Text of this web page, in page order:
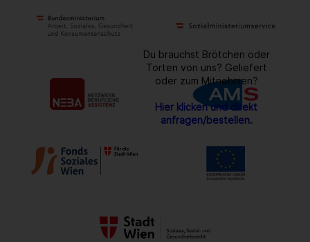
Du brauchst Brötchen oder
Torten von uns? Geliefert
oder zum Mitnehmen?
Hier klicken und direkt
anfragen/bestellen.